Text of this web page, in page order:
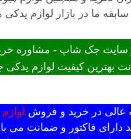
ما در بازار لوازم یدکی
سایت جک شاپ - مشاوره
بهترین کیفیت لوازم یدکی
عالی در خرید و فروش لوازم
دارای فاکتور و ضمانت می